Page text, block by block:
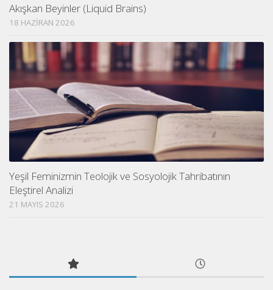
Akışkan Beyinler (Liquid Brains)
18 HAZIRAN 2026
Yeşil Feminizmin Teolojik ve Sosyolojik Tahribatının
Eleştirel Analizi
21 MAYIS 2026